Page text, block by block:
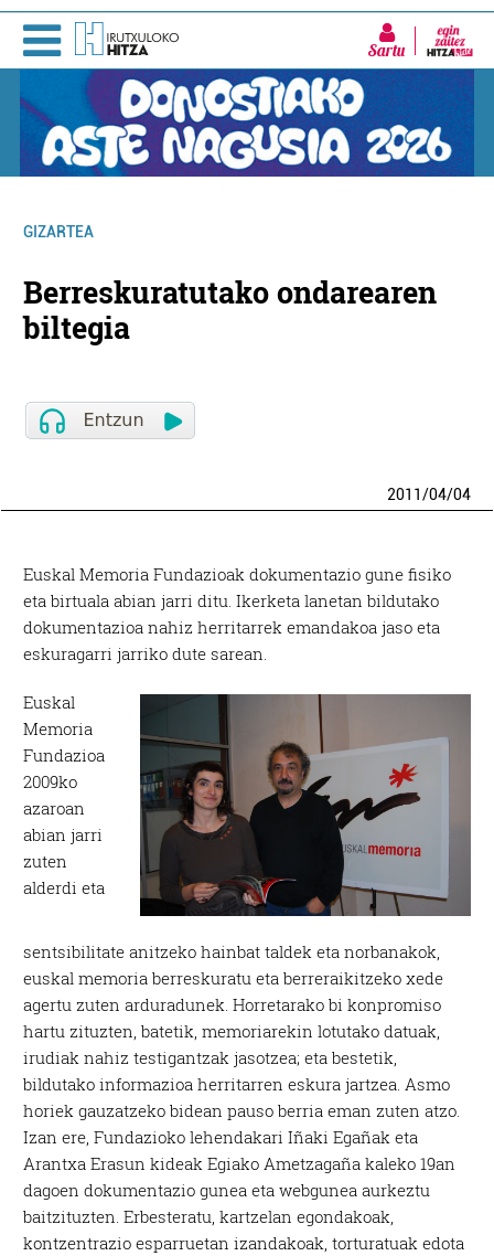
Sartu
GIZARTEA
Berreskuratutako ondarearen
biltegia
2011/04/04
Euskal Memoria Fundazioak dokumentazio gune fisiko
eta birtuala abian jarri ditu. Ikerketa lanetan bildutako
dokumentazioa nahiz herritarrek emandakoa jaso eta
eskuragarri jarriko dute sarean.
Euskal
Memoria
Fundazioa
2009ko
azaroan
abian jarri
zuten
alderdi eta
sentsibilitate anitzeko hainbat taldek eta norbanakok,
euskal memoria berreskuratu eta berreraikitzeko xede
agertu zuten arduradunek. Horretarako bi konpromiso
hartu zituzten, batetik, memoriarekin lotutako datuak,
irudiak nahiz testigantzak jasotzea; eta bestetik,
bildutako informazioa herritarren eskura jartzea. Asmo
horiek gauzatzeko bidean pauso berria eman zuten atzo.
Izan ere, Fundazioko lehendakari Iñaki Egañak eta
Arantxa Erasun kideak Egiako Ametzagaña kaleko 19an
dagoen dokumentazio gunea eta webgunea aurkeztu
baitzituzten. Erbesteratu, kartzelan egondakoak,
kontzentrazio esparruetan izandakoak, torturatuak edota